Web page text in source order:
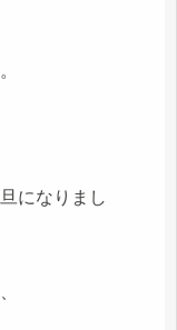
になりまし